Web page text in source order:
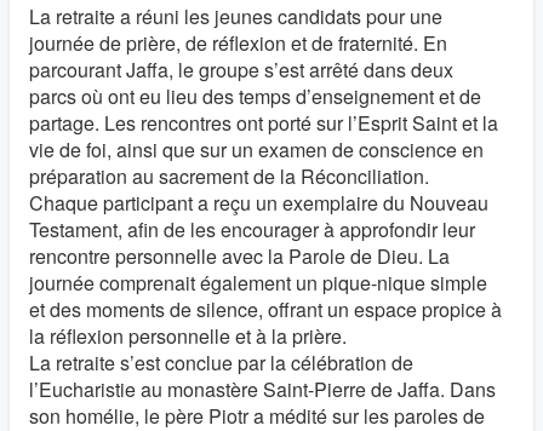
La retraite a réuni les jeunes candidats pour une
journée de prière, de réflexion et de fraternité. En
parcourant Jaffa, le groupe s’est arrêté dans deux
parcs où ont eu lieu des temps d’enseignement et de
partage. Les rencontres ont porté sur l’Esprit Saint et la
vie de foi, ainsi que sur un examen de conscience en
préparation au sacrement de la Réconciliation.
Chaque participant a reçu un exemplaire du Nouveau
Testament, afin de les encourager à approfondir leur
rencontre personnelle avec la Parole de Dieu. La
journée comprenait également un pique-nique simple
et des moments de silence, offrant un espace propice à
la réflexion personnelle et à la prière.
La retraite s’est conclue par la célébration de
l’Eucharistie au monastère Saint-Pierre de Jaffa. Dans
son homélie, le père Piotr a médité sur les paroles de